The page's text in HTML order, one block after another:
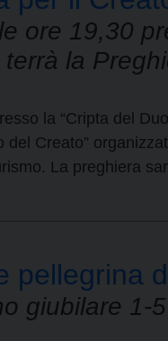
ore 19,30
la
la “Cripta del
del Creato”
La preghiera
pellegrina
giubilare 1-